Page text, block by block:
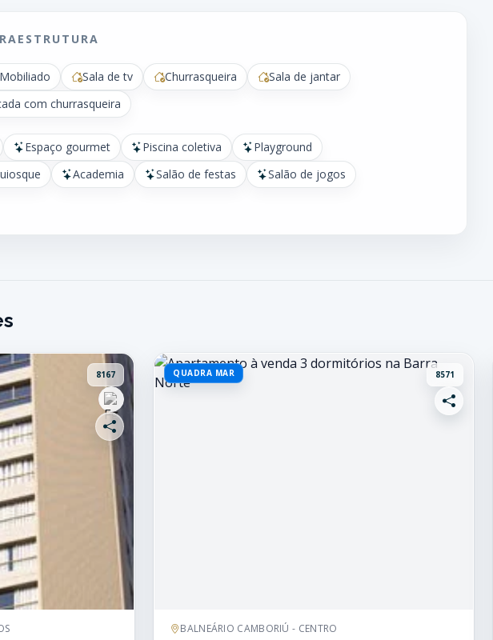
Mobiliado Sala de tv Churrasqueira
Sala de jantar
com churrasqueira
Espaço gourmet Piscina coletiva
Playground
Academia Salão de festas
Salão de jogos
8167 QUADRA MAR 8571
BALNEÁRIO CAMBORIÚ - CENTRO